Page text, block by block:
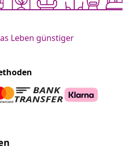
Leben günstiger